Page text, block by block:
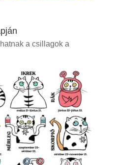
a csillagok a